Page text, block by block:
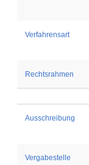
Verfahrensart
Rechtsrahmen
Ausschreibung
Vergabestelle